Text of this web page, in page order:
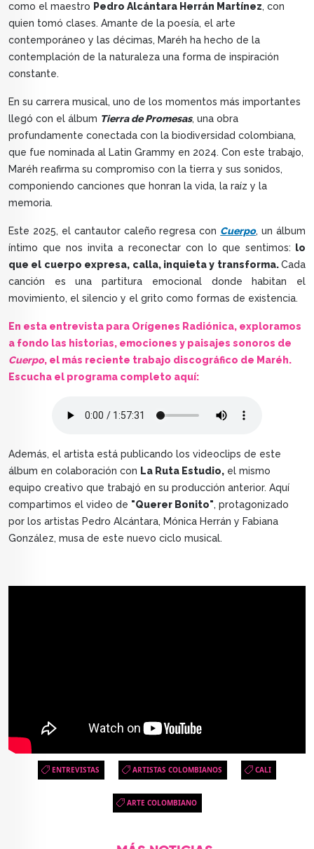
como el maestro Pedro Alcántara Herrán Martínez, con
quien tomó clases. Amante de la poesía, el arte
contemporáneo y las décimas, Maréh ha hecho de la
contemplación de la naturaleza una forma de inspiración
constante.
En su carrera musical, uno de los momentos más importantes
llegó con el álbum Tierra de Promesas, una obra
profundamente conectada con la biodiversidad colombiana,
que fue nominada al Latin Grammy en 2024. Con este trabajo,
Maréh reafirma su compromiso con la tierra y sus sonidos,
componiendo canciones que honran la vida, la raíz y la
memoria.
Este 2025, el cantautor caleño regresa con Cuerpo, un álbum
íntimo que nos invita a reconectar con lo que sentimos: lo
que el cuerpo expresa, calla, inquieta y transforma.Cada
canción es una partitura emocional donde habitan el
movimiento, el silencio y el grito como formas de existencia.
En esta entrevista para Orígenes Radiónica, exploramos
a fondo las historias, emociones y paisajes sonoros de
Cuerpo, el más reciente trabajo discográfico de Maréh.
Escucha el programa completo aquí:
Además, el artista está publicando los videoclips de este
álbum en colaboración con La Ruta Estudio, el mismo
equipo creativo que trabajó en su producción anterior. Aquí
compartimos el video de "Querer Bonito", protagonizado
por los artistas Pedro Alcántara, Mónica Herrán y Fabiana
González, musa de este nuevo ciclo musical.
ENTREVISTAS ARTISTAS COLOMBIANOS CALI
ARTE COLOMBIANO